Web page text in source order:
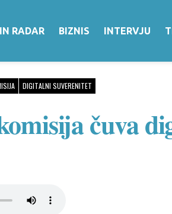
RADAR BIZNIS INTERVJU
DIGITALNI SUVERENITET
čuva